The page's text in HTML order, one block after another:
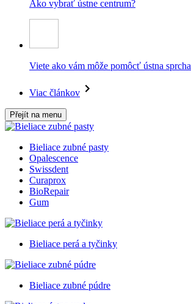
Ako vybrať ústne centrum?
Viete ako vám môže pomôcť ústna
Viac článkov
Přejít na menu
Bieliace zubné pasty
Opalescence
Swissdent
Curaprox
BioRepair
Gum
Bieliace perá a tyčinky
Bieliace zubné púdre